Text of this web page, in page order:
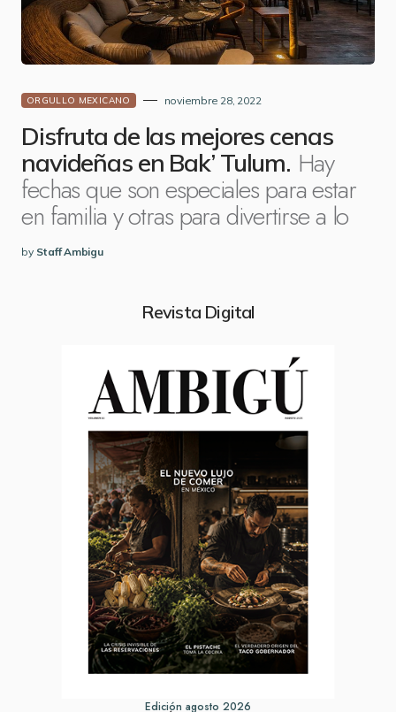
ORGULLO MEXICANO noviembre 28, 2022
Disfruta de las mejores cenas
navideñas en Bak’ Tulum. Hay
fechas que son especiales para estar
en familia y otras para divertirse a lo
by Staff Ambigu
Revista Digital
Edición agosto 2026